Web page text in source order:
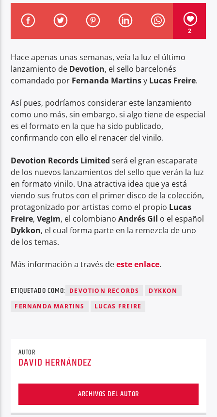
LUNA
PHILIPP KEMPNICH A MARIUS DRESCHER
Center Waves
2
Hace apenas unas semanas, veía la luz el último
lanzamiento de Devotion, el sello barcelonés
comandado por Fernanda Martinsy Lucas Freire.
Así pues, podríamos considerar este lanzamiento
como uno más, sin embargo, si algo tiene de especial
es el formato en la que ha sido publicado,
confirmando con ello el renacer del vinilo.
Devotion Records Limited será el gran escaparate
de los nuevos lanzamientos del sello que verán la luz
en formato vinilo. Una atractiva idea que ya está
viendo sus frutos con el primer disco de la colección,
protagonizado por artistas como el propio Lucas
Freire,Vegim, el colombianoAndrés Gil o el español
Dykkon, el cual forma parte en la remezcla de uno
de los temas.
Más información a través deeste enlace.
ETIQUETADO COMO: DEVOTION RECORDS
DYKKON
FERNANDA MARTINS
LUCAS FREIRE
AUTOR
DAVID HERNÁNDEZ
ARCHIVOS DEL AUTOR